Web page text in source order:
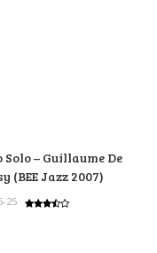
Solo – Guillaume De
(BEE Jazz 2007)
25